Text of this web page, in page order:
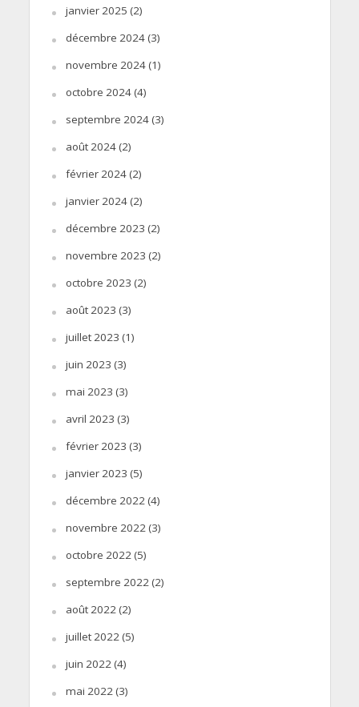
janvier 2025 (2)
décembre 2024(3)
novembre 2024(1)
octobre 2024(4)
septembre 2024(3)
août 2024(2)
février 2024(2)
janvier 2024(2)
décembre 2023 (2)
novembre 2023 (2)
octobre 2023 (2)
août 2023 (3)
juillet 2023 (1)
juin 2023 (3)
mai 2023 (3)
avril 2023 (3)
février 2023 (3)
janvier 2023 (5)
décembre 2022(4)
novembre 2022(3)
octobre 2022(5)
septembre 2022(2)
août 2022(2)
juillet 2022(5)
juin 2022(4)
mai 2022(3)